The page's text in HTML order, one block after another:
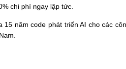
chi phí ngay lập tức.
năm code phát triển AI cho các